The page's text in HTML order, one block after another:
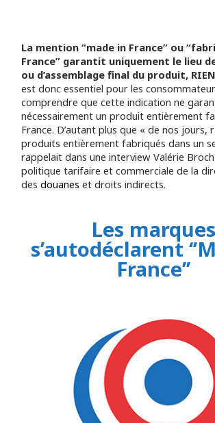
La mention “made in France” ou
France” garantit uniquement le lieu
ou d’assemblage final du produit, RIEN
est donc essentiel pour les
comprendre que cette indication ne
nécessairement un produit entièrement
France. D’autant plus que « de nos jours,
produits entièrement fabriqués dans un
rappelait dans une interview Valérie
politique tarifaire et commerciale de la
desdouanes et droits indirects.
Les marques
s’autodéclarent
France’’